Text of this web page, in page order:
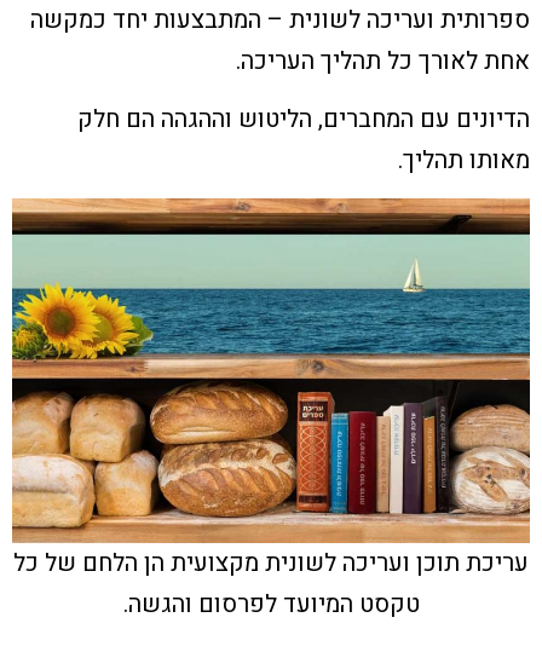
ספרותית ועריכה לשונית – המתבצעות יחד כמקשה
אחת לאורך כל תהליך העריכה.
הדיונים עם המחברים, הליטוש וההגהה הם חלק
מאותו תהליך.
עריכת תוכן ועריכה לשונית מקצועית הן הלחם של כל
טקסט המיועד לפרסום והגשה.